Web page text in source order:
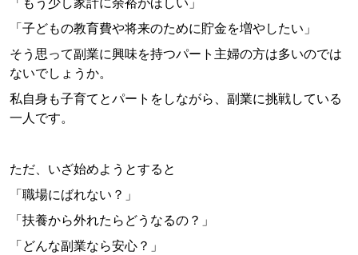
「子どもの教育費や将来のために貯金を増やしたい」
そう思って副業に興味を持つパート主婦の方は多いのでは
ないでしょうか。
私自身も子育てとパートをしながら、副業に挑戦している
一人です。
ただ、いざ始めようとすると
「職場にばれない？」
「扶養から外れたらどうなるの？」
「どんな副業なら安心？」